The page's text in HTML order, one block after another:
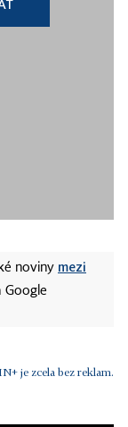
noviny mezi
Google
je zcela bez reklam.